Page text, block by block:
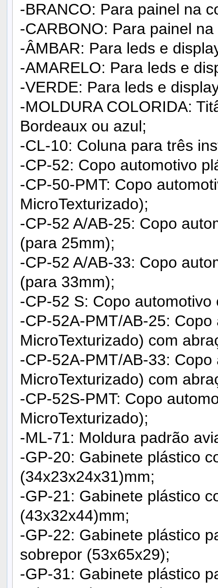
-BRANCO: Para painel na
-CARBONO: Para painel
-ÂMBAR: Para leds e
-AMARELO: Para leds e
-VERDE: Para leds e
-MOLDURA COLORIDA:
Bordeaux ou azul;
-CL-10: Coluna para três
-CP-52: Copo automotivo
-CP-50-PMT: Copo
MicroTexturizado);
-CP-52 A/AB-25: Copo
(para 25mm);
-CP-52 A/AB-33: Copo
(para 33mm);
-CP-52 S: Copo
-CP-52A-PMT/AB-25:
MicroTexturizado) com
-CP-52A-PMT/AB-33:
MicroTexturizado) com
-CP-52S-PMT: Copo
MicroTexturizado);
-ML-71: Moldura padrão
-GP-20: Gabinete plástico
(34x23x24x31)mm;
-GP-21: Gabinete plástico
(43x32x44)mm;
-GP-22: Gabinete plástico
sobrepor (53x65x29);
-GP-31: Gabinete plástico